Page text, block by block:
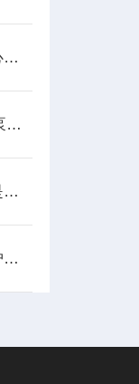
深入解析：防爆电机泵各核心组成部件的功能与特点
WM-10导热高温水循环漩涡泵的正确安装方法全解析
规范装配冷凝水回收高温泵是保障稳定运转的关键
落实不锈钢磁力泵常态化养护流程是维持输送工况稳定的关键